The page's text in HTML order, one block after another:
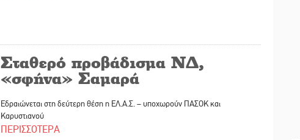
Σταθερό προβάδισμα ΝΔ,
«σφήνα» Σαμαρά
Εδραιώνεται στη δεύτερη θέση η ΕΛ.Α.Σ. – υποχωρούν ΠΑΣΟΚ και
Καρυστιανού
ΠΕΡΙΣΣΟΤΕΡΑ